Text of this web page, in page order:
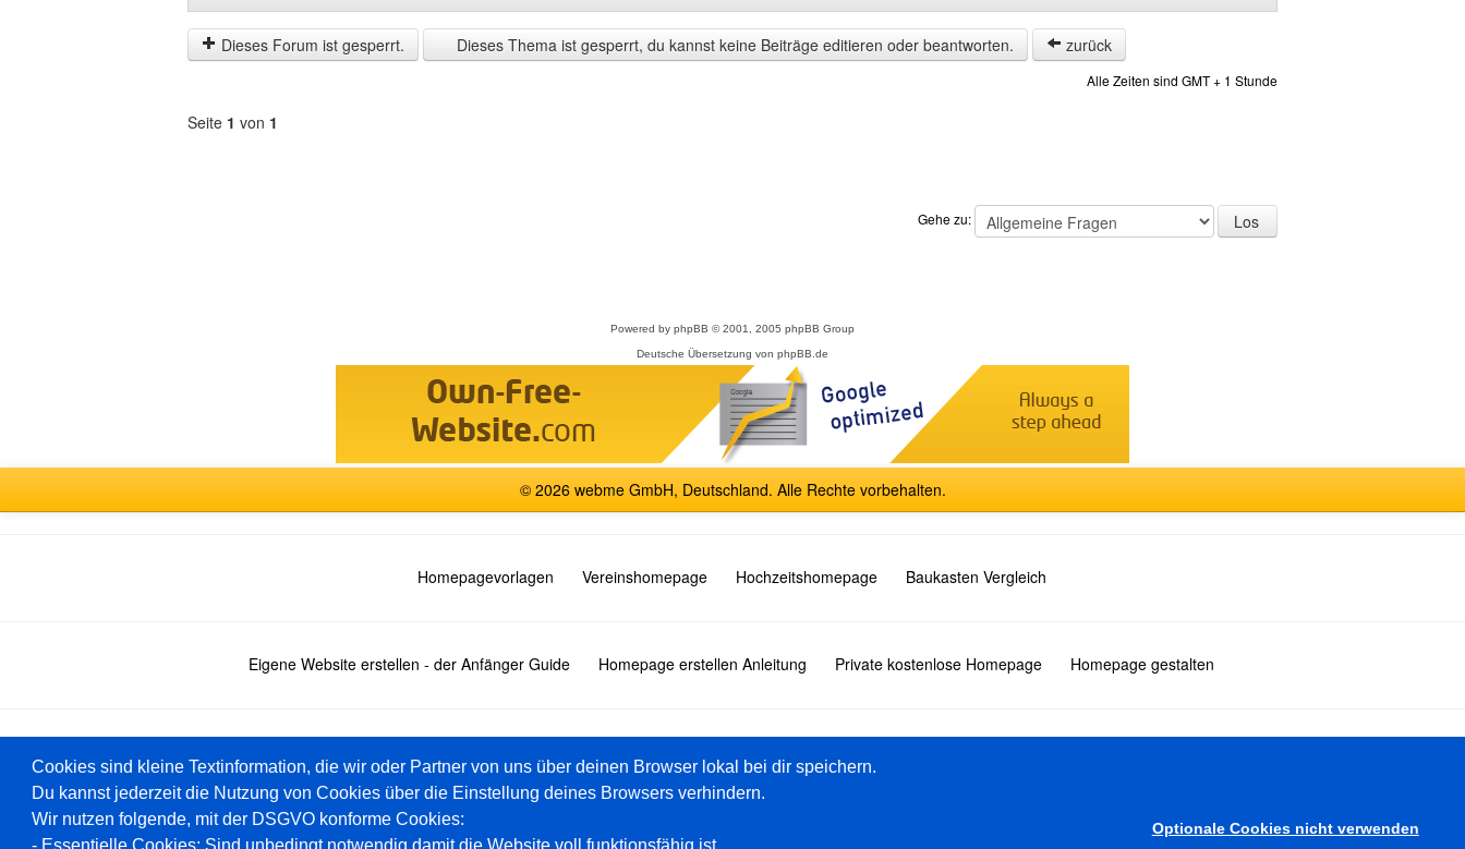
der
letzten
Zeit
by
Dieses Forum ist gesperrt.
Dieses Thema ist gesperrt, du kannst keine Beiträge editieren oder beantworten. zurück
Alle Zeiten sind GMT + 1 Stunde
Seite 1 von 1
Gehe zu:
Powered by phpBB © 2001, 2005 phpBB Group
Deutsche Übersetzung von phpBB.de
© 2026 webme GmbH, Deutschland. Alle Rechte vorbehalten.
Homepagevorlagen Vereinshomepage Hochzeitshomepage Baukasten Vergleich
Eigene Website erstellen - der Anfänger Guide Homepage erstellen Anleitung Private kostenlose Homepage Homepage gestalten
Baukasten Premium Pakete
Cookies sind kleine Textinformation, die wir oder Partner von uns über deinen Browser lokal bei dir speichern.
Du kannst jederzeit die Nutzung von Cookies über die Einstellung deines Browsers verhindern.
Wir nutzen folgende, mit der DSGVO konforme Cookies:
- Essentielle Cookies: Sind unbedingt notwendig damit die Website voll funktionsfähig ist.
Optionale Cookies nicht verwenden